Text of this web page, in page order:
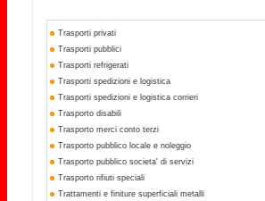
Trasporti privati
Trasporti pubblici
Trasporti refrigerati
Trasporti spedizioni e logistica
Trasporti spedizioni e logistica corrieri
Trasporto disabili
Trasporto merci conto terzi
Trasporto pubblico locale e noleggio
Trasporto pubblico societa' di servizi
Trasporto rifiuti speciali
Trattamenti e finiture superficiali metalli